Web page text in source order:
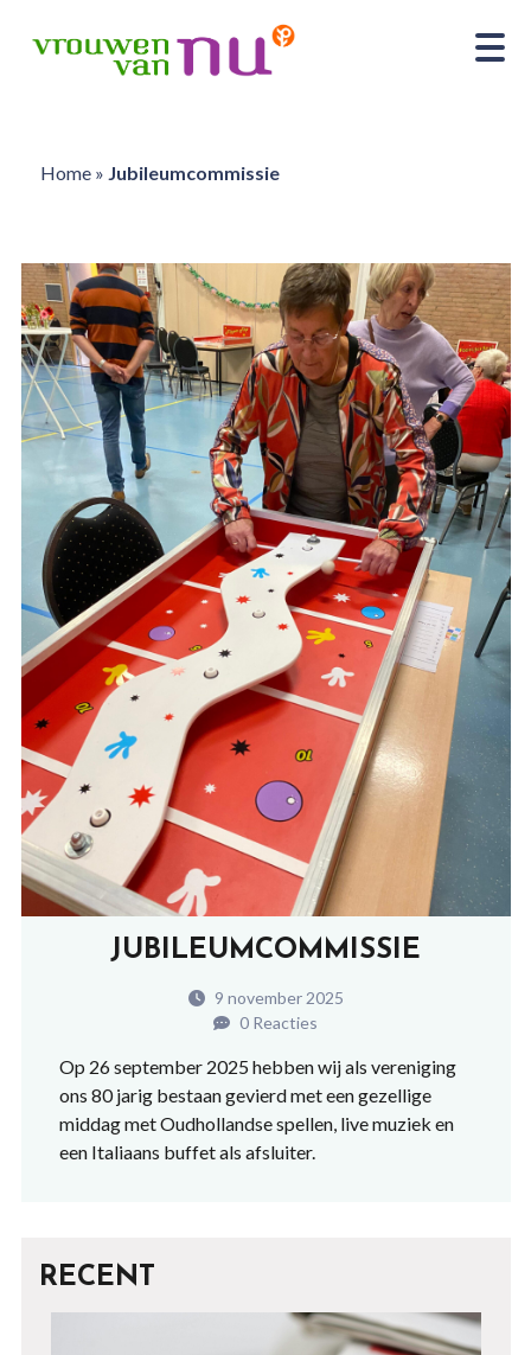
Home» Jubileumcommissie
JUBILEUMCOMMISSIE
9 november 2025
0 Reacties
Op 26 september 2025 hebben wij als vereniging
ons 80 jarig bestaan gevierd met een gezellige
middag met Oudhollandse spellen, live muziek en
een Italiaans buffet als afsluiter.
RECENT